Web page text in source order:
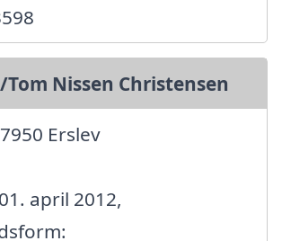
Nissen Christensen
Erslev
april 2012,